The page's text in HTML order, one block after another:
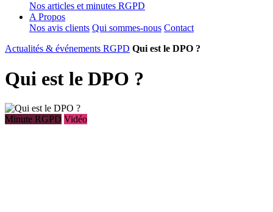
Nos articles et minutes RGPD
A Propos
Nos avis clients Qui sommes-nous Contact
Actualités & événements RGPD Qui est le DPO ?
Qui est le DPO ?
Minute RGPD Vidéo